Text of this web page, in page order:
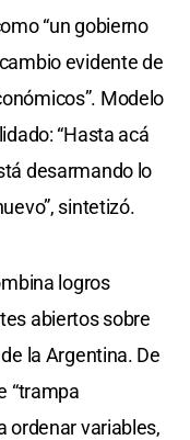
“un gobierno
evidente de
Modelo
“Hasta acá
desarmando lo
sintetizó.
logros
abiertos sobre
la Argentina. De
“trampa
ordenar variables,